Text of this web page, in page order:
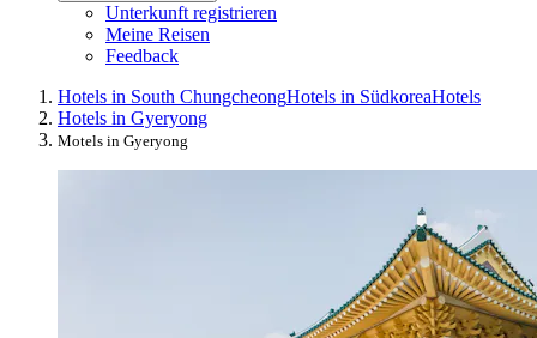
Unterkunft registrieren
Meine Reisen
Feedback
Hotels in South ChungcheongHotels in SüdkoreaHotels
Hotels in Gyeryong
Motels in Gyeryong